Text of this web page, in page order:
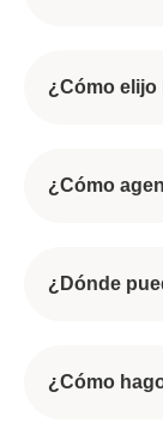
¿Cómo elijo
¿Cómo
¿Dónde
¿Cómo